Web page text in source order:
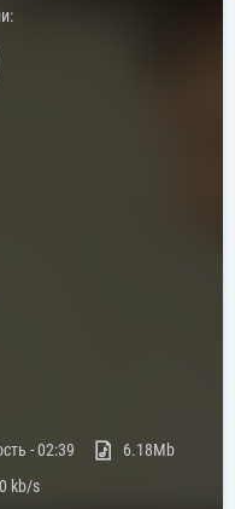
-02:39
6.18Mb
kb/s